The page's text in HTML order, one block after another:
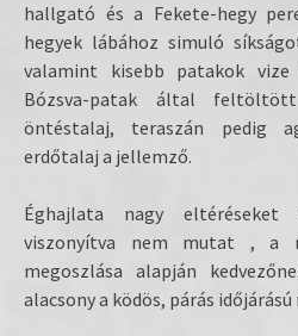
hallgató és a Fekete-hegy
hegyek lábához simuló
valamint kisebb patakok
Bózsva-patak által
öntéstalaj, teraszán pedig
erdőtalaj a jellemző.
Éghajlata nagy
viszonyítva nem mutat , a
megoszlása alapján
alacsony a ködös, párás időjárású